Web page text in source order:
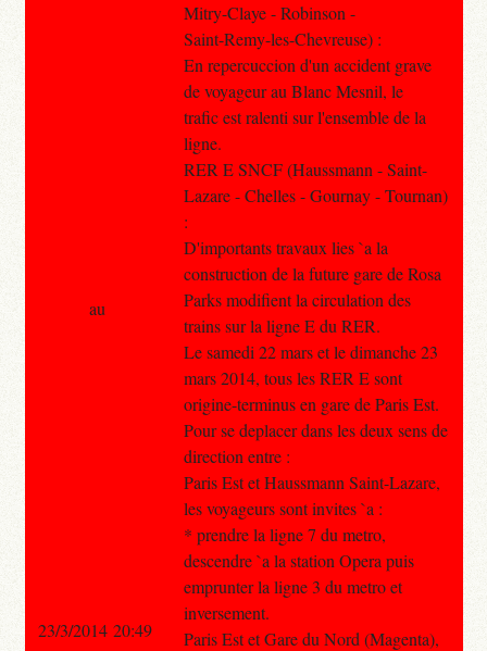
Mitry-Claye - Robinson -
Saint-Remy-les-Chevreuse) :
En repercuccion d'un accident grave
de voyageur au Blanc Mesnil, le
trafic est ralenti sur l'ensemble de la
ligne.
RER E SNCF (Haussmann - Saint-
Lazare - Chelles - Gournay - Tournan)
:
D'importants travaux lies `a la
construction de la future gare de Rosa
Parks modifient la circulation des
trains sur la ligne E du RER.
Le samedi 22 mars et le dimanche 23
mars 2014, tous les RER E sont
origine-terminus en gare de Paris Est.
Pour se deplacer dans les deux sens de
direction entre :
Paris Est et Haussmann Saint-Lazare,
les voyageurs sont invites `a :
* prendre la ligne 7 du metro,
descendre `a la station Opera puis
emprunter la ligne 3 du metro et
inversement.
Paris Est et Gare du Nord (Magenta),
au
23/3/2014 20:49